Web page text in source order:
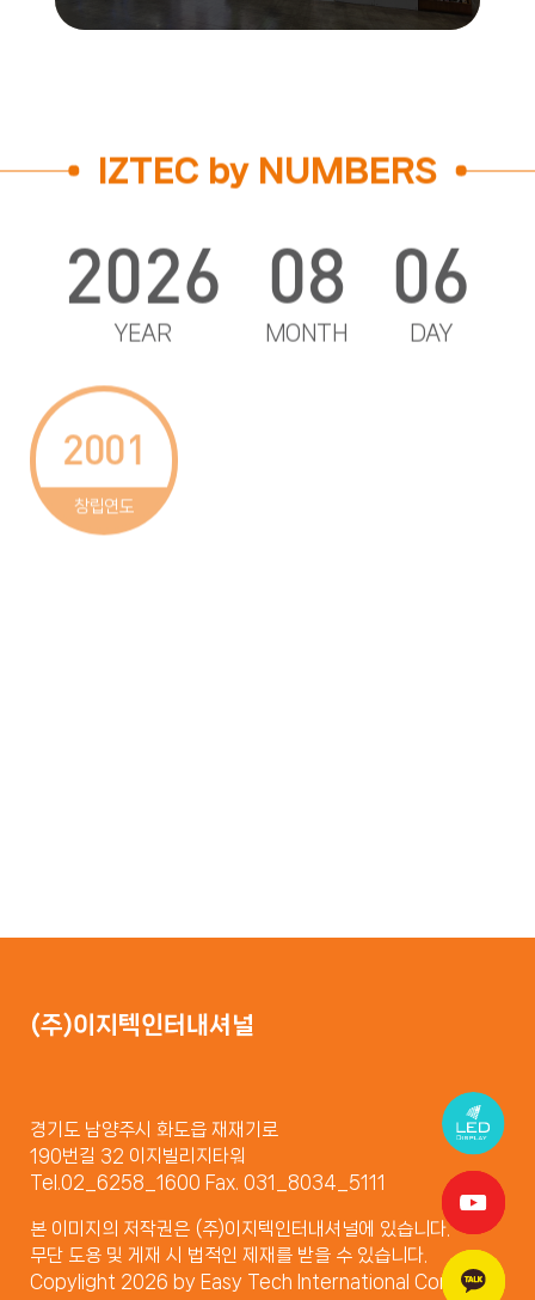
IZTEC by NUMBERS
2026
YEAR
08
MONTH
06
DAY
2001
창립연도
(주)이지텍인터내셔널
경기도 남양주시 화도읍 재재기로
190번길 32 이지빌리지타워
Tel.02_6258_1600 Fax. 031_8034_5111
본 이미지의 저작권은 (주)이지텍인터내셔널에 있습니다.
무단 도용 및 게재 시 법적인 제재를 받을 수 있습니다.
Copylight 2026 by Easy Tech International Company